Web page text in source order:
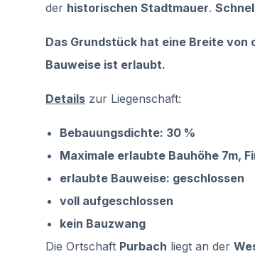
der historischen Stadtmauer.
Das Grundstück hat eine Breite von
Bauweise ist erlaubt.
Details zur Liegenschaft:
Bebauungsdichte: 30 %
Maximale erlaubte Bauhöhe 7m,
erlaubte Bauweise: geschlossen
voll aufgeschlossen
kein Bauzwang
Die Ortschaft Purbach liegt an der